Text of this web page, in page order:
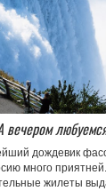
дождевик
много
жилеты